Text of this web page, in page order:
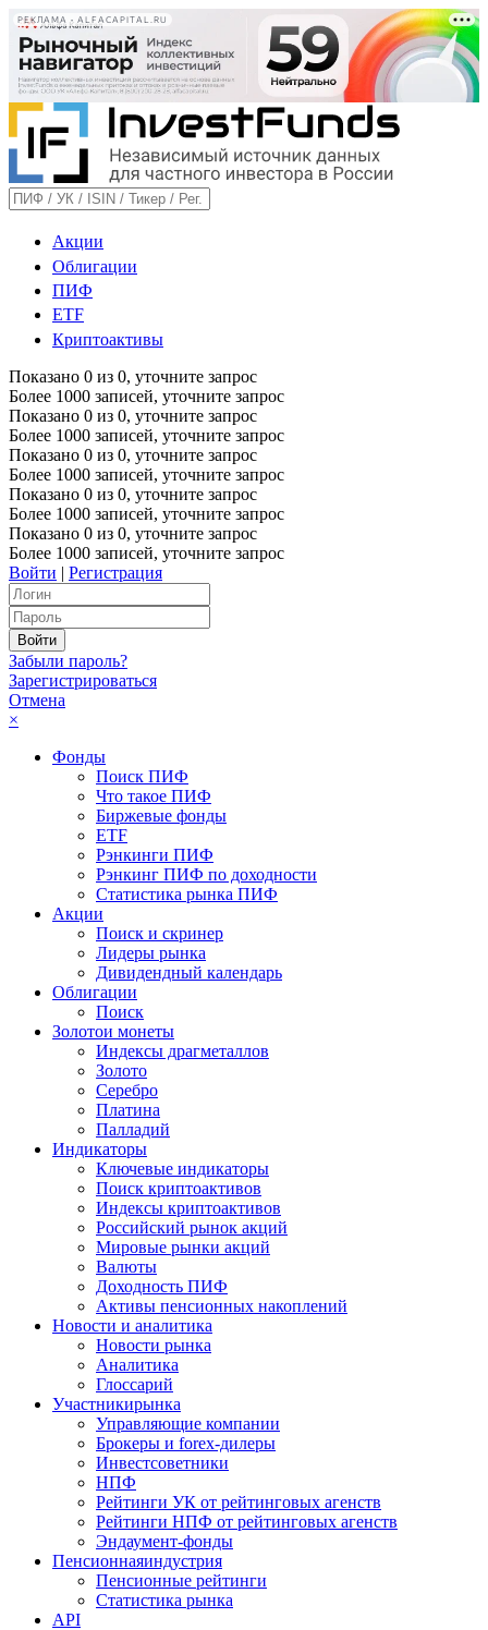
РЕКЛАМА • ALFACAPITAL.RU
Акции
Облигации
ПИФ
ETF
Криптоактивы
Показано 0 из 0, уточните запрос
Более 1000 записей, уточните запрос
Показано 0 из 0, уточните запрос
Более 1000 записей, уточните запрос
Показано 0 из 0, уточните запрос
Более 1000 записей, уточните запрос
Показано 0 из 0, уточните запрос
Более 1000 записей, уточните запрос
Показано 0 из 0, уточните запрос
Более 1000 записей, уточните запрос
Войти | Регистрация
Забыли пароль?
Зарегистрироваться
Отмена
×
Фонды
Поиск ПИФ
Что такое ПИФ
Биржевые фонды
ETF
Рэнкинги ПИФ
Рэнкинг ПИФ по доходности
Статистика рынка ПИФ
Акции
Поиск и скринер
Лидеры рынка
Дивидендный календарь
Облигации
Поиск
Золотои монеты
Индексы драгметаллов
Золото
Серебро
Платина
Палладий
Индикаторы
Ключевые индикаторы
Поиск криптоактивов
Индексы криптоактивов
Российский рынок акций
Мировые рынки акций
Валюты
Доходность ПИФ
Активы пенсионных накоплений
Новости и аналитика
Новости рынка
Аналитика
Глоссарий
Участникирынка
Управляющие компании
Брокеры и forex-дилеры
Инвестсоветники
НПФ
Рейтинги УК от рейтинговых агенств
Рейтинги НПФ от рейтинговых агенств
Эндаумент-фонды
Пенсионнаяиндустрия
Пенсионные рейтинги
Статистика рынка
API